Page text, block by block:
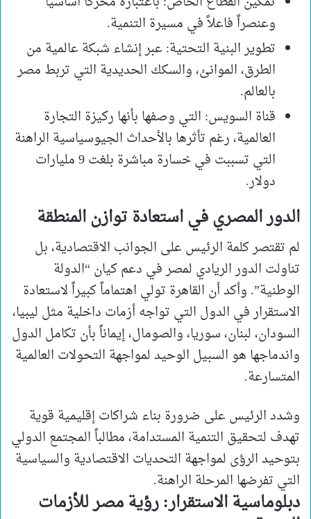
وعنصراً فاعلاً في مسيرة التنمية.
تطوير البنية التحتية: عبر إنشاء شبكة عالمية من
الطرق، الموانئ، والسكك الحديدية التي تربط مصر
بالعالم.
قناة السويس: التي وصفها بأنها ركيزة التجارة
العالمية، رغم تأثرها بالأحداث الجيوسياسية الراهنة
التي تسببت في خسارة مباشرة بلغت 9 مليارات
دولار.
الدور المصري في استعادة توازن المنطقة
لم تقتصر كلمة الرئيس على الجوانب الاقتصادية، بل
تناولت الدور الريادي لمصر في دعم كيان “الدولة
الوطنية”. وأكد أن القاهرة تولي اهتماماً كبيراً لاستعادة
الاستقرار في الدول التي تواجه أزمات داخلية مثل ليبيا،
السودان، لبنان، سوريا، والصومال، إيماناً بأن تكامل الدول
واندماجها هو السبيل الوحيد لمواجهة التحولات العالمية
المتسارعة.
وشدد الرئيس على ضرورة بناء شراكات إقليمية قوية
تهدف لتحقيق التنمية المستدامة، مطالباً المجتمع الدولي
بتوحيد الرؤى لمواجهة التحديات الاقتصادية والسياسية
التي تفرضها المرحلة الراهنة.
دبلوماسية الاستقرار: رؤية مصر للأزمات